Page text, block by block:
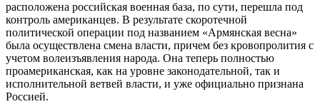
расположена российская военная база, по сути, перешла под
контроль американцев. В результате скоротечной
политической операции под названием «Армянская весна»
была осуществлена смена власти, причем без кровопролития с
учетом волеизъявления народа. Она теперь полностью
проамериканская, как на уровне законодательной, так и
исполнительной ветвей власти, и уже официально признана
Россией.